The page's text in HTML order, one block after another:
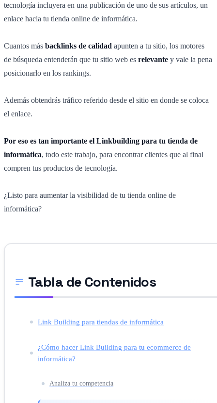
tecnología incluyera en una publicación de uno de sus artículos, un
enlace hacia tu tienda online de informática.
Cuantos más backlinks de calidad apunten a tu sitio, los motores
de búsqueda entenderán que tu sitio web es relevante y vale la pena
posicionarlo en los rankings.
Además obtendrás tráfico referido desde el sitio en donde se coloca
el enlace.
Por eso es tan importante el Linkbuilding para tu tienda de
informática, todo este trabajo, para encontrar clientes que al final
compren tus productos de tecnología.
¿Listo para aumentar la visibilidad de tu tienda online de
informática?
Tabla de Contenidos
Link Building para tiendas de informática
¿Cómo hacer Link Building para tu ecommerce de
informática?
Analiza tu competencia